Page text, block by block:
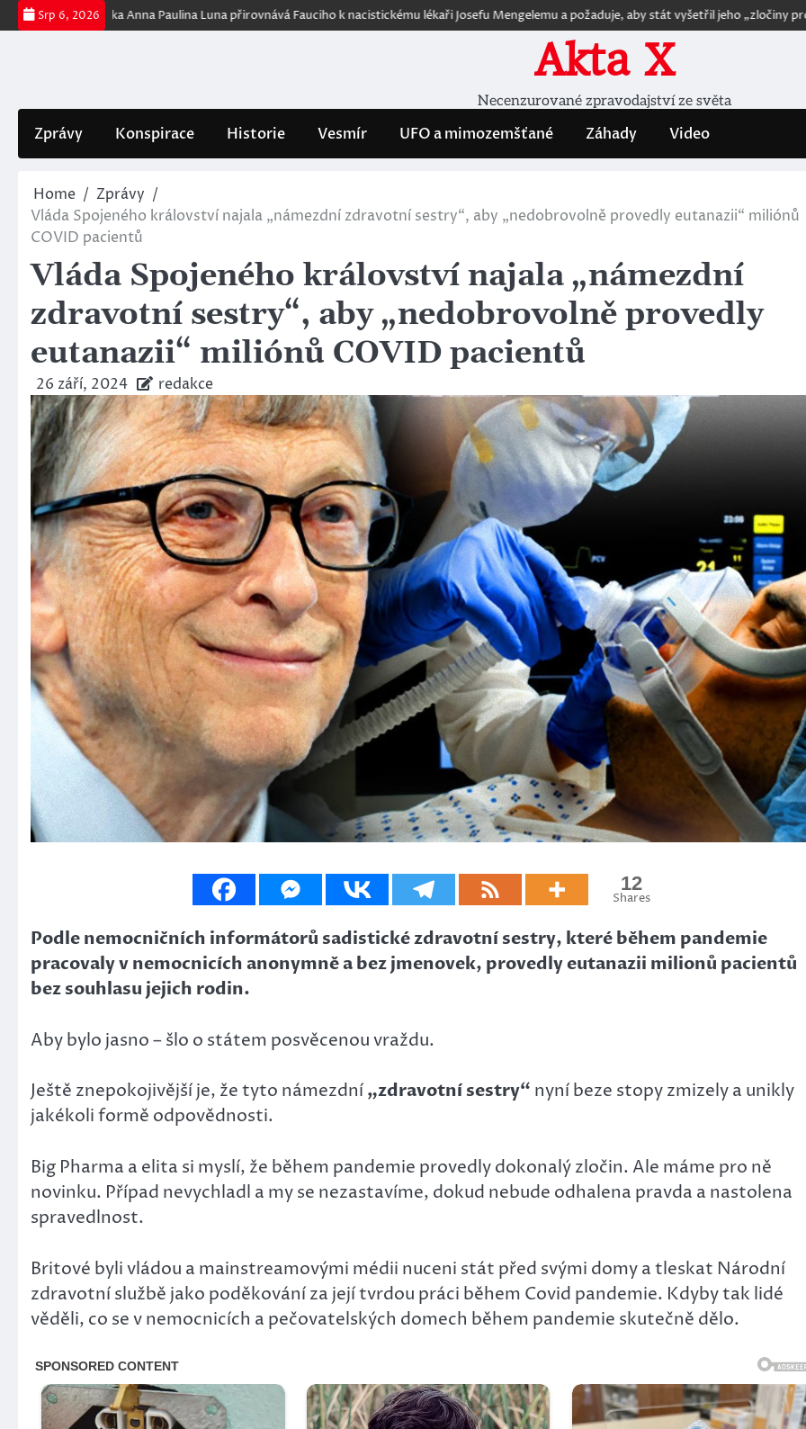
Skip
to
Srp 6, 2026
Anna Paulina Luna přirovnává Fauciho k nacistickému lékaři Josefu Mengelemu a požaduje, aby stát vyšetřil jeho „zločiny proti dětem“
Akta X
Necenzurované zpravodajství ze světa
Zprávy Konspirace Historie Vesmír UFO a mimozemšťané Záhady Video
Home
Zprávy
Vláda Spojeného království najala „námezdní zdravotní sestry“, aby „nedobrovolně provedly eutanazii“ miliónů
COVID pacientů
Vláda Spojeného království najala „námezdní
zdravotní sestry“, aby „nedobrovolně provedly
eutanazii“ miliónů COVID pacientů
26 září, 2024 redakce
12
Shares
Podle nemocničních informátorů sadistické zdravotní sestry, které během pandemie
pracovaly v nemocnicích anonymně a bez jmenovek, provedly eutanazii milionů pacientů
bez souhlasu jejich rodin.
Aby bylo jasno – šlo o státem posvěcenou vraždu.
Ještě znepokojivější je, že tyto námezdní„zdravotní sestry“ nyní beze stopy zmizely a unikly
jakékoli formě odpovědnosti.
Big Pharma a elita si myslí, že během pandemie provedly dokonalý zločin. Ale máme pro ně
novinku. Případ nevychladl a my se nezastavíme, dokud nebude odhalena pravda a nastolena
spravedlnost.
Britové byli vládou a mainstreamovými médii nuceni stát před svými domy a tleskat Národní
zdravotní službě jako poděkování za její tvrdou práci během Covid pandemie. Kdyby tak lidé
věděli, co se v nemocnicích a pečovatelských domech během pandemie skutečně dělo.